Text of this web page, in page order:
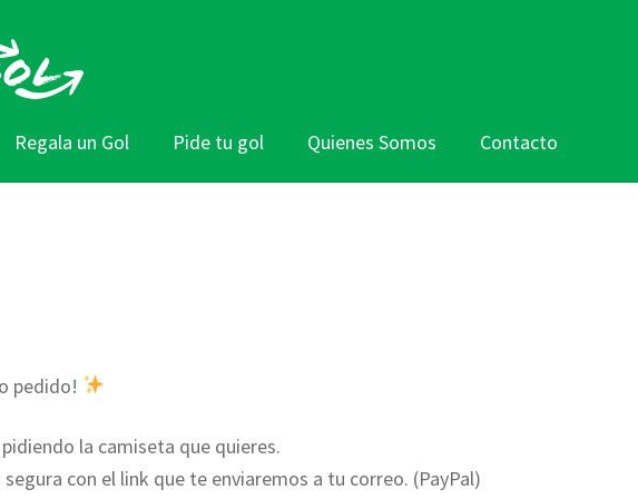
Regala un Gol Pide tu gol Quienes Somos Contacto
pedido!
la camiseta que quieres.
con el link que te enviaremos a tu correo. (PayPal)